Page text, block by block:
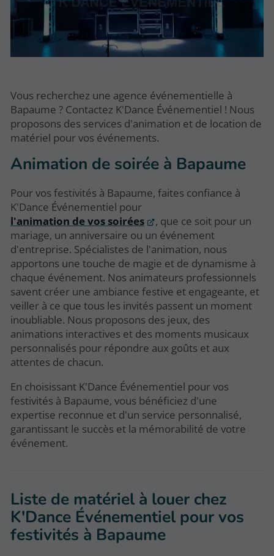
Vous recherchez une agence événementielle à
Bapaume ? Contactez K'Dance Événementiel ! Nous
proposons des services d'animation et de location de
matériel pour vos événements.
Animation de soirée à Bapaume
Pour vos festivités à Bapaume, faites confiance à
K'Dance Événementiel pour
l'animation de vos soirées
, que ce soit pour un
mariage, un anniversaire ou un événement
d'entreprise. Spécialistes de l'animation, nous
apportons une touche de magie et de dynamisme à
chaque événement. Nos animateurs professionnels
savent créer une ambiance festive et engageante, et
veiller à ce que tous les invités passent un moment
inoubliable. Nous proposons des jeux, des
animations interactives et des moments musicaux
personnalisés pour répondre aux goûts et aux
attentes de chacun.
En choisissant K'Dance Événementiel pour vos
festivités à Bapaume, vous bénéficiez d'une
expertise reconnue et d'un service personnalisé,
garantissant le succès et la mémorabilité de votre
événement.
Liste de matériel à louer chez
K'Dance Événementiel pour vos
festivités à Bapaume